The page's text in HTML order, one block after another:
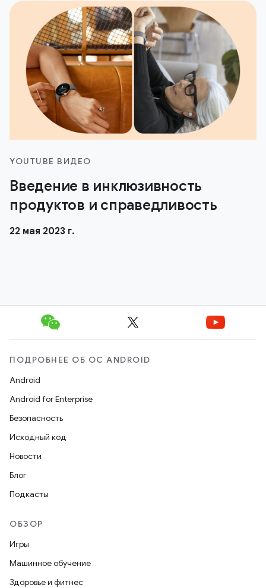
YOUTUBE ВИДЕО
Введение в инклюзивность
продуктов и справедливость
22 мая 2023 г.
ПОДРОБНЕЕ ОБ ОС ANDROID
Android
Android for Enterprise
Безопасность
Исходный код
Новости
Блог
Подкасты
ОБЗОР
Игры
Машинное обучение
Здоровье и фитнес